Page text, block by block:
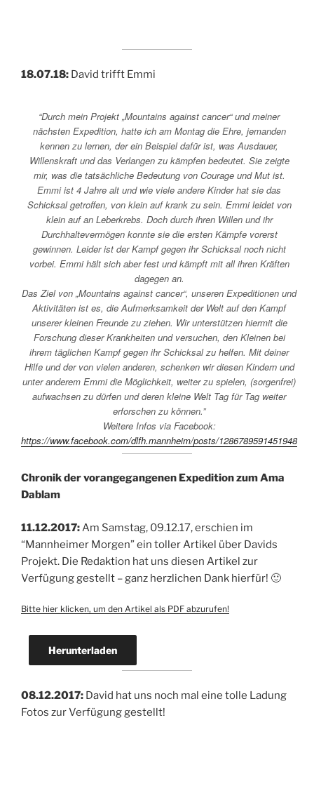
18.07.18: David trifft Emmi
“Durch mein Projekt „Mountains against cancer“ und meiner
nächsten Expedition, hatte ich am Montag die Ehre, jemanden
kennen zu lernen, der ein Beispiel dafür ist, was Ausdauer,
Willenskraft und das Verlangen zu kämpfen bedeutet. Sie zeigte
mir, was die tatsächliche Bedeutung von Courage und Mut ist.
Emmi ist 4 Jahre alt und wie viele andere Kinder hat sie das
Schicksal getroffen, von klein auf krank zu sein. Emmi leidet von
klein auf an Leberkrebs. Doch durch ihren Willen und ihr
Durchhaltevermögen konnte sie die ersten Kämpfe vorerst
gewinnen. Leider ist der Kampf gegen ihr Schicksal noch nicht
vorbei. Emmi hält sich aber fest und kämpft mit all ihren Kräften
dagegen an.
Das Ziel von „Mountains against cancer“, unseren Expeditionen und
Aktivitäten ist es, die Aufmerksamkeit der Welt auf den Kampf
unserer kleinen Freunde zu ziehen. Wir unterstützen hiermit die
Forschung dieser Krankheiten und versuchen, den Kleinen bei
ihrem täglichen Kampf gegen ihr Schicksal zu helfen. Mit deiner
Hilfe und der von vielen anderen, schenken wir diesen Kindern und
unter anderem Emmi die Möglichkeit, weiter zu spielen, (sorgenfrei)
aufwachsen zu dürfen und deren kleine Welt Tag für Tag weiter
erforschen zu können.”
Weitere Infos via Facebook:
https://www.facebook.com/dlfh.mannheim/posts/1286789591451948
Chronik der vorangegangenen Expedition zum Ama
Dablam
11.12.2017:Am Samstag, 09.12.17, erschien im
“Mannheimer Morgen” ein toller Artikel über Davids
Projekt. Die Redaktion hat uns diesen Artikel zur
Verfügung gestellt – ganz herzlichen Dank hierfür! 🙂
Bitte hier klicken, um den Artikel als PDF abzurufen!
Herunterladen
08.12.2017: David hat uns noch mal eine tolle Ladung
Fotos zur Verfügung gestellt!